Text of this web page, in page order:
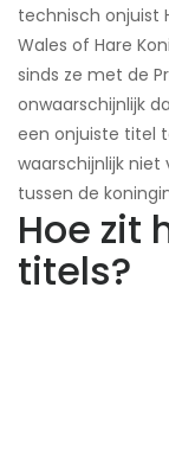
technisch onjuist
Wales of Hare
sinds ze met de
onwaarschijnlijk
een onjuiste titel
waarschijnlijk
tussen de
Hoe zit
titels?